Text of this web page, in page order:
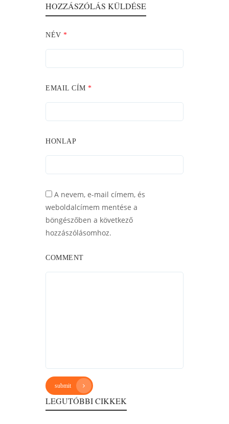
HOZZÁSZÓLÁS KÜLDÉSE
NÉV *
EMAIL CÍM *
HONLAP
A nevem, e-mail címem, és
weboldalcímem mentése a
böngészőben a következő
hozzászólásomhoz.
COMMENT
submit
LEGUTÓBBI CIKKEK